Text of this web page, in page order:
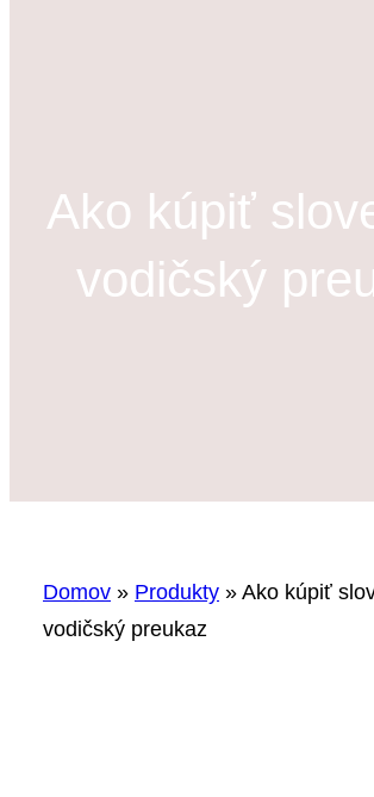
Ako kúpiť
vodičský
Domov » Produkty » Ako kúpiť
vodičský preukaz